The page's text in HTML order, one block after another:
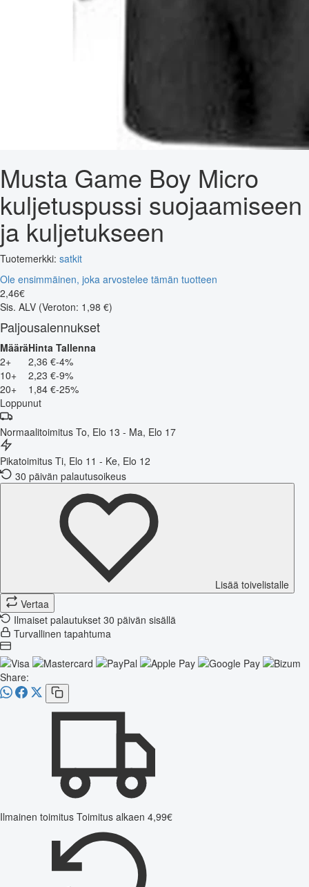
Musta Game Boy Micro
kuljetuspussi suojaamiseen
ja kuljetukseen
Tuotemerkki: satkit
Ole ensimmäinen, joka arvostelee tämän tuotteen
2,46€
Sis. ALV (Veroton: 1,98 €)
Paljousalennukset
MääräHinta Tallenna
2+
2,36 €-4%
10+
2,23 €-9%
20+
1,84 €-25%
Loppunut
Normaalitoimitus To, Elo 13 - Ma, Elo 17
Pikatoimitus Ti, Elo 11 - Ke, Elo 12
30 päivän palautusoikeus
Lisää toivelistalle
Vertaa
Ilmaiset palautukset 30 päivän sisällä
Turvallinen tapahtuma
Share:
Ilmainen toimitus Toimitus alkaen 4,99€